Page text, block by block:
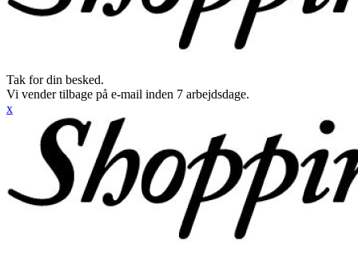
Tak for din besked.
Vi vender tilbage på e-mail inden 7 arbejdsdage.
x